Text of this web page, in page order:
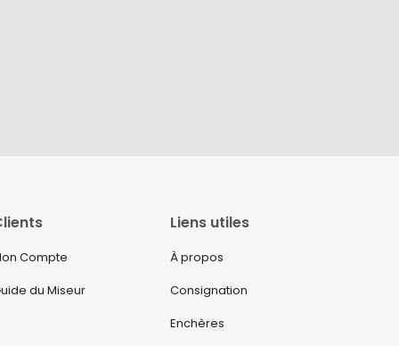
Compte
du Miseur
Liens utiles
À propos
Consignation
Enchères